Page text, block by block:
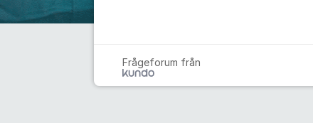
Frågeforum från